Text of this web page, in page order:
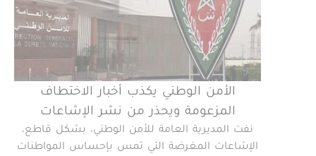
الأمن الوطني يكذب أخبار الاختطاف
المزعومة ويحذر من نشر الإشاعات
نفت المديرية العامة للأمن الوطني، بشكل قاطع،
الإشاعات المغرضة التي تمس بإحساس المواطنات